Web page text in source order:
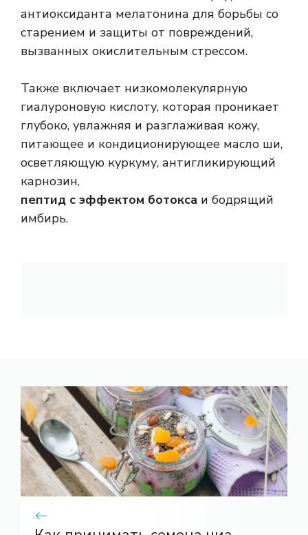
антиоксиданта мелатонина для борьбы со
старением и защиты от повреждений,
вызванных окислительным стрессом.
Также включает низкомолекулярную
гиалуроновую кислоту, которая проникает
глубоко, увлажняя и разглаживая кожу,
питающее и кондиционирующее масло ши,
осветляющую куркуму, антигликирующий
карнозин,
пептид с эффектом ботокса и бодрящий
имбирь.